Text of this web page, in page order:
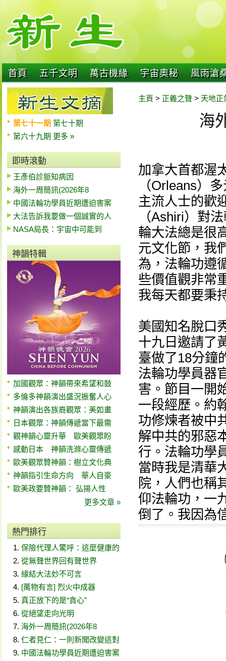
首頁 五千文明 萬古機緣 宇宙奧秘 風雨滄
第七十一期 第七十期
第六十九期 更多 »
即時滾動
王彥伯診脈知病因
海外一周簡訊(2026年8
中國法輪功學員近期遭迫害案
大法告訴我要做一個誠實的人
NASA局長：宇宙中可能到
神韻特輯
加國觀眾：神韻帶來希望和鼓
多倫多神韻演出盛況振奮人心
神韻演出各族裔觀眾：美如畫
日本觀眾：神韻傳遞當下最需
觀神韻心靈升華 歐美觀眾盼
感動日本 神韻洗滌心靈傳遞
歐美觀眾贊神韻：樹立文化典
神韻指引生命方向 華人自豪
歐美政要贊神韻： 弘揚人性
更多文章 »
熱門排行
保險代理人驚呼：這麼健康的
從無聲世界回有聲世界
緣結大法妙不可言
[萬物有言] 烈火中成器
真正放下的是“貪心”
從絕望走向光明
海外一周簡訊(2026年8
仁者見仁：一則新聞改變這對
中國法輪功學員近期遭迫害案
主頁 > 正義之聲 > 天地正
海
加拿大首都渥
（Orleans）
主流人士的歡
（Ashiri）對
輪大法總是很
元文化節，我
為，法輪功遵
些價值觀非常
我每天都要秉
美國知名脫口
十九日邀請了
臺做了18分鐘
法輪功學員器
害。節目一開
一段經歷。約
功修煉者被中
解中共的邪惡
行。法輪功學
當時我是清華
院，人們也稱
仰法輪功，一
倒了。我因為